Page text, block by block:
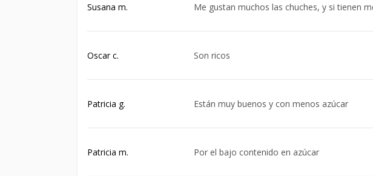
Susana m. Me gustan muchos las chuches, y si tienen
Oscar c. Son ricos
Patricia g. Están muy buenos y con menos azúcar
Patricia m. Por el bajo contenido en azúcar